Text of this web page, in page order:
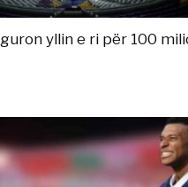
yllin e ri për 100